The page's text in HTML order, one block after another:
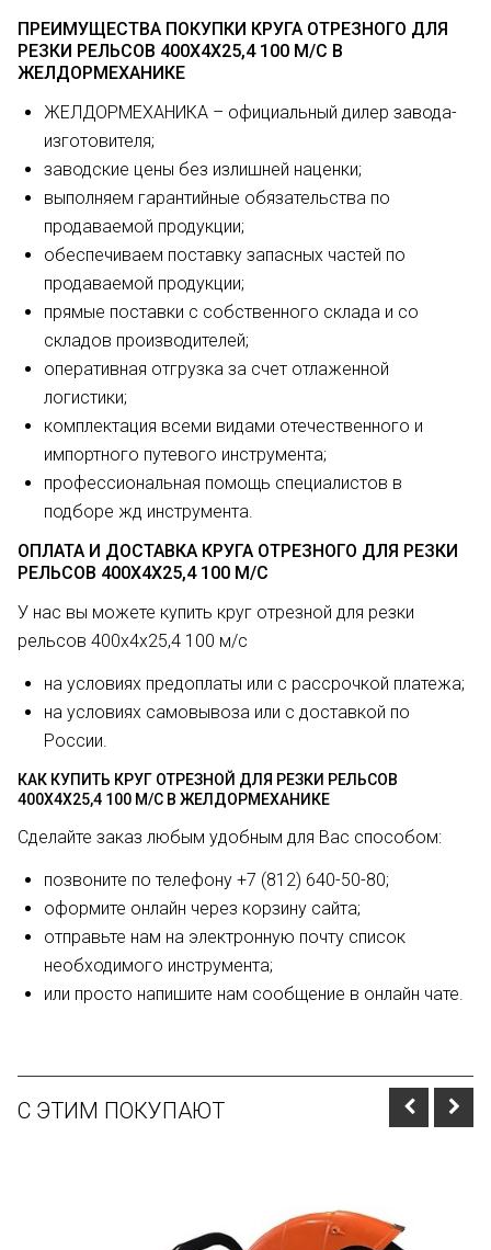
ПРЕИМУЩЕСТВА ПОКУПКИ КРУГА ОТРЕЗНОГО ДЛЯ
РЕЗКИ РЕЛЬСОВ 400Х4Х25,4 100 М/С В
ЖЕЛДОРМЕХАНИКЕ
ЖЕЛДОРМЕХАНИКА – официальный дилер завода-
изготовителя;
заводские цены без излишней наценки;
выполняем гарантийные обязательства по
продаваемой продукции;
обеспечиваем поставку запасных частей по
продаваемой продукции;
прямые поставки с собственного склада и со
складов производителей;
оперативная отгрузка за счет отлаженной
логистики;
комплектация всеми видами отечественного и
импортного путевого инструмента;
профессиональная помощь специалистов в
подборе жд инструмента.
ОПЛАТА И ДОСТАВКА КРУГА ОТРЕЗНОГО ДЛЯ РЕЗКИ
РЕЛЬСОВ 400Х4Х25,4 100 М/С
У нас вы можете купить круг отрезной для резки
рельсов 400х4х25,4 100 м/с
на условиях предоплаты или с рассрочкой платежа;
на условиях самовывоза или с доставкой по
России.
КАК КУПИТЬ КРУГ ОТРЕЗНОЙ ДЛЯ РЕЗКИ РЕЛЬСОВ
400Х4Х25,4 100 М/С В ЖЕЛДОРМЕХАНИКЕ
Сделайте заказ любым удобным для Вас способом:
позвоните по телефону +7 (812) 640-50-80;
оформите онлайн через корзину сайта;
отправьте нам на электронную почту список
необходимого инструмента;
или просто напишите нам сообщение в онлайн чате.
С ЭТИМ ПОКУПАЮТ